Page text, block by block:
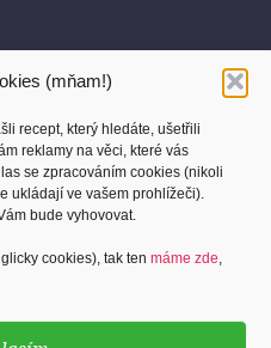
(mňam!)
recept, který hledáte, ušetřili
reklamy na věci, které vás
se zpracováním cookies (nikoli
ukládají ve vašem prohlížeči).
bude vyhovovat.
cookies), tak ten máme zde,